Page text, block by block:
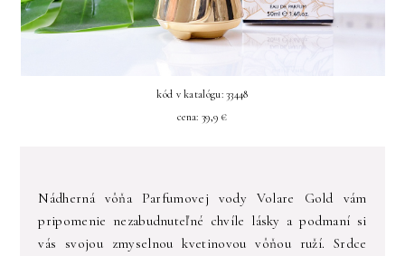
kód v katalógu: 33448
cena: 39,9 €
Nádherná vôňa Parfumovej vody Volare Gold vám
pripomenie nezabudnuteľné chvíle lásky a podmaní si
vás svojou zmyselnou kvetinovou vôňou ruží. Srdce